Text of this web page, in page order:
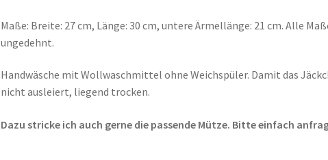
Maße: Breite: 27 cm, Länge: 30 cm, untere Ärmellänge: 21 cm. Alle
ungedehnt.
Handwäsche mit Wollwaschmittel ohne Weichspüler. Damit das
nicht ausleiert, liegend trocken.
Dazu stricke ich auch gerne die passende Mütze. Bitte einfach